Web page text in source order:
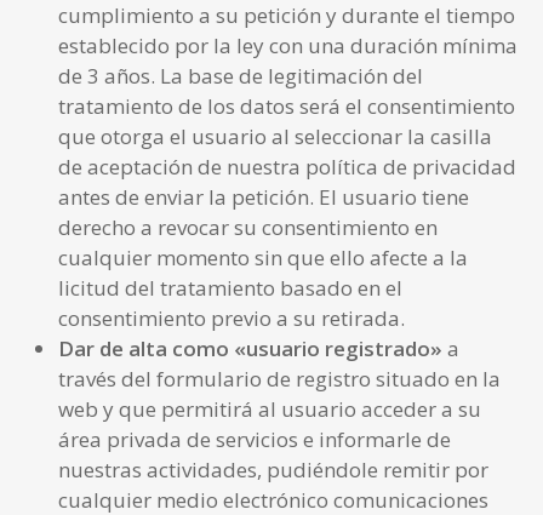
cumplimiento a su petición y durante el tiempo
establecido por la ley con una duración mínima
de 3 años. La base de legitimación del
tratamiento de los datos será el consentimiento
que otorga el usuario al seleccionar la casilla
de aceptación de nuestra política de privacidad
antes de enviar la petición. El usuario tiene
derecho a revocar su consentimiento en
cualquier momento sin que ello afecte a la
licitud del tratamiento basado en el
consentimiento previo a su retirada.
Dar de alta como «usuario registrado»a
través del formulario de registro situado en la
web y que permitirá al usuario acceder a su
área privada de servicios e informarle de
nuestras actividades, pudiéndole remitir por
cualquier medio electrónico comunicaciones